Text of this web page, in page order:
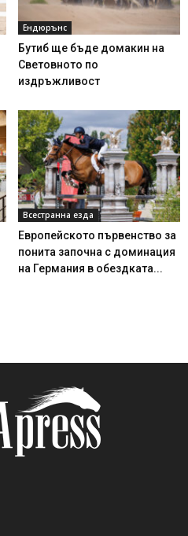
Ендюрънс
Бутиб ще бъде домакин на
Световното по
издръжливост
Всестранна езда
Европейското първенство за
понита започна с доминация
на Германия в обездката...